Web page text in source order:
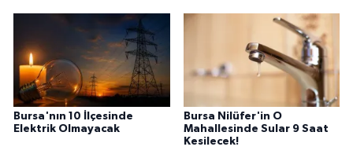
Bursa'nın 10 İlçesinde
Elektrik Olmayacak
Bursa Nilüfer'in O
Mahallesinde Sular 9 Saat
Kesilecek!